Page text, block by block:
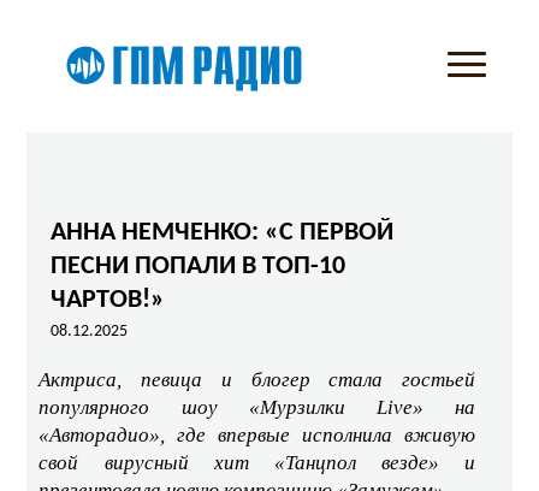
АННА НЕМЧЕНКО: «С ПЕРВОЙ
ПЕСНИ ПОПАЛИ В ТОП-10
ЧАРТОВ!»
08.12.2025
Актриса, певица и блогер стала гостьей
популярного шоу «Мурзилки Live» на
«Авторадио», где впервые исполнила вживую
свой вирусный хит «Танцпол везде» и